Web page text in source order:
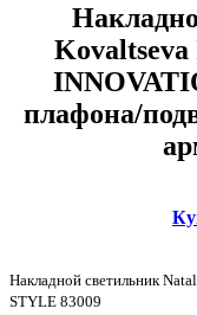
плафона/
Накладной светильник
STYLE 83009